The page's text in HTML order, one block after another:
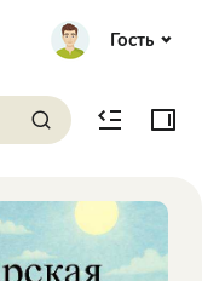
Гость